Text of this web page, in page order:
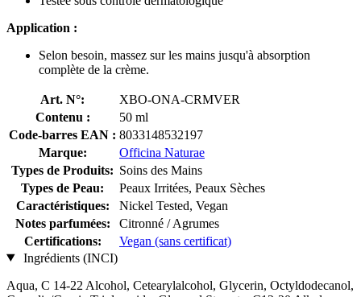
Application :
Selon besoin, massez sur les mains jusqu'à absorption
complète de la crème.
Art. N°:
XBO-ONA-CRMVER
Contenu :
50 ml
Code-barres EAN : 8033148532197
Marque:
Officina Naturae
Types de Produits: Soins des Mains
Types de Peau:
Peaux Irritées, Peaux Sèches
Caractéristiques:
Nickel Tested, Vegan
Notes parfumées:
Citronné / Agrumes
Certifications:
Vegan (sans certificat)
Ingrédients (INCI)
Aqua, C 14-22 Alcohol, Cetearylalcohol, Glycerin, Octyldodecanol,